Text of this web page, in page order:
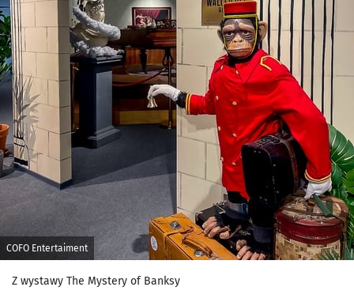
COFO Entertaiment
Z wystawy The Mystery of Banksy